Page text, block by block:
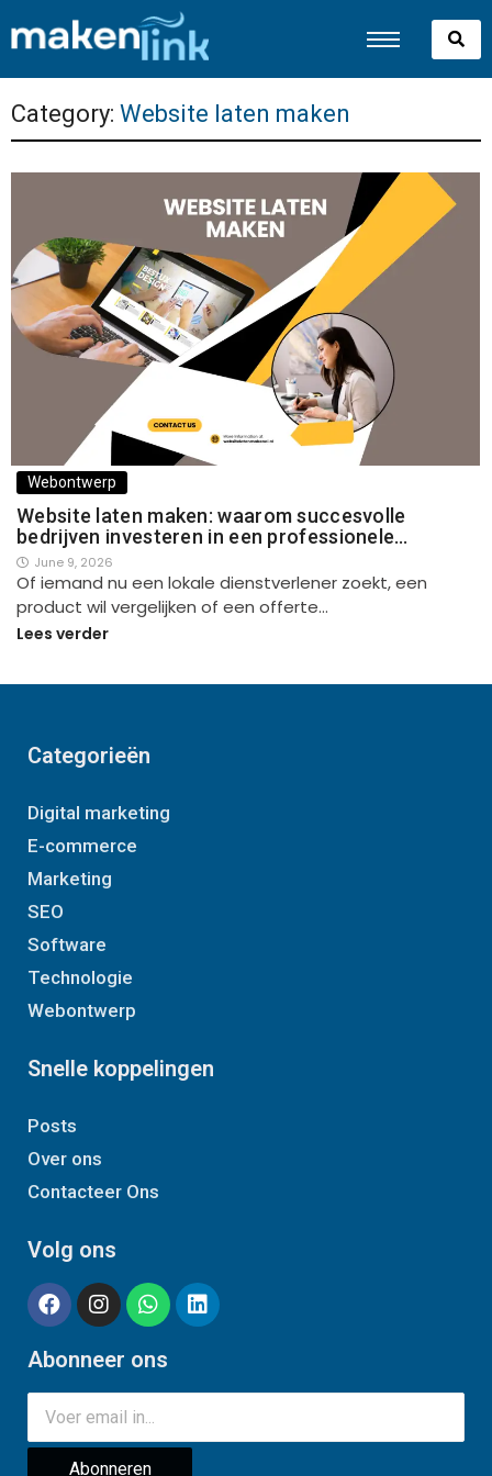
Category: Website laten maken
Webontwerp
Website laten maken: waarom succesvolle
bedrijven investeren in een professionele…
June 9, 2026
Of iemand nu een lokale dienstverlener zoekt, een
product wil vergelijken of een offerte…
Lees verder
Categorieën
Digital marketing
E-commerce
Marketing
SEO
Software
Technologie
Webontwerp
Snelle koppelingen
Posts
Over ons
Contacteer Ons
Volg ons
Abonneer ons
Abonneren